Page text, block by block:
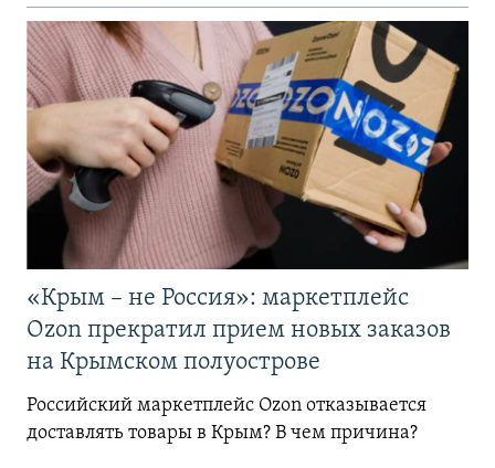
«Крым – не Россия»: маркетплейс
Ozon прекратил прием новых заказов
на Крымском полуострове
Российский маркетплейс Ozon отказывается
доставлять товары в Крым? В чем причина?